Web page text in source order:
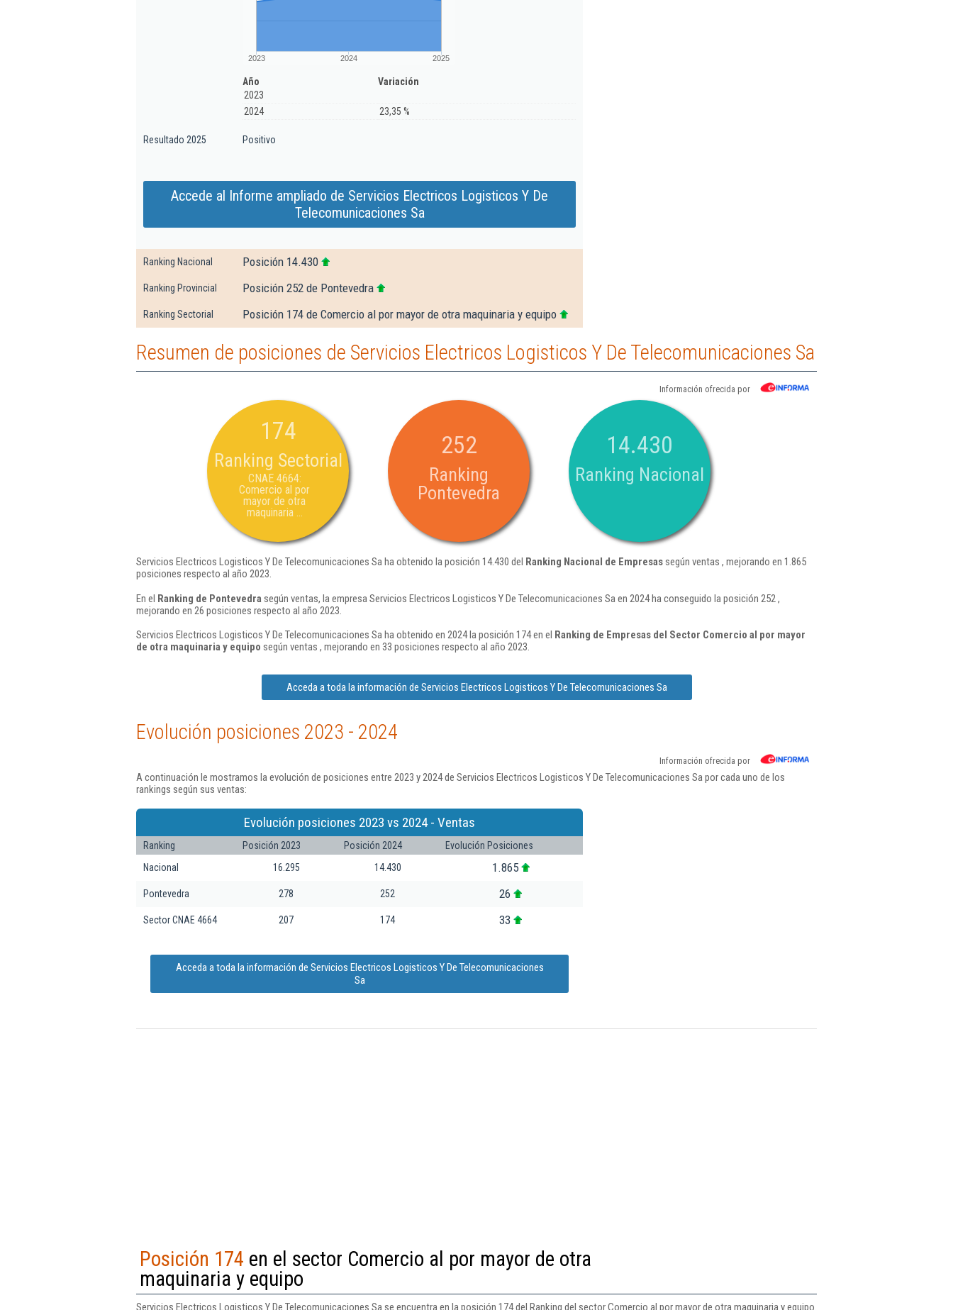
2023 2024 2025
Año
Variación
2023
2024
23,35 %
Resultado 2025 Positivo
Accede al Informe ampliado de Servicios Electricos Logisticos Y De
Telecomunicaciones Sa
Ranking Nacional Posición 14.430
Ranking Provincial Posición 252 de Pontevedra
Ranking Sectorial Posición 174 de Comercio al por mayor de otra maquinaria y equipo
Resumen de posiciones de Servicios Electricos Logisticos Y De Telecomunicaciones Sa
Información ofrecida por
174
Ranking Sectorial
CNAE 4664:
Comercio al por
mayor de otra
maquinaria ...
252
Ranking
Pontevedra
14.430
Ranking Nacional
Servicios Electricos Logisticos Y De Telecomunicaciones Sa ha obtenido la posición 14.430 del Ranking Nacional de Empresassegún ventas , mejorando en 1.865
posiciones respecto al año 2023.
En el Ranking de Pontevedra según ventas, la empresa Servicios Electricos Logisticos Y De Telecomunicaciones Sa en 2024 ha conseguido la posición 252 ,
mejorando en 26 posiciones respecto al año 2023.
Servicios Electricos Logisticos Y De Telecomunicaciones Sa ha obtenido en 2024 la posición 174 en el Ranking de Empresas del Sector Comercio al por mayor
de otra maquinaria y equipo según ventas , mejorando en 33 posiciones respecto al año 2023.
Acceda a toda la información de Servicios Electricos Logisticos Y De Telecomunicaciones Sa
Evolución posiciones 2023 - 2024
Información ofrecida por
A continuación le mostramos la evolución de posiciones entre 2023 y 2024 de Servicios Electricos Logisticos Y De Telecomunicaciones Sa por cada uno de los
rankings según sus ventas:
Evolución posiciones 2023 vs 2024 - Ventas
Ranking Posición 2023 Posición 2024
Evolución Posiciones
Nacional
16.295 14.430 1.865
Pontevedra 278 252 26
Sector CNAE 4664 207 174 33
Acceda a toda la información de Servicios Electricos Logisticos Y De Telecomunicaciones
Sa
Posición 174 en el sector Comercio al por mayor de otra
maquinaria y equipo
Servicios Electricos Logisticos Y De Telecomunicaciones Sa se encuentra en la posición 174 del Ranking del sector Comercio al por mayor de otra maquinaria y equipo.